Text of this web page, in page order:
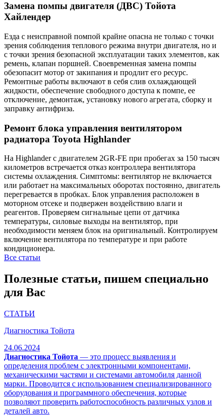
Замена помпы двигателя (ДВС) Тойота
Хайлендер
Езда с неисправной помпой крайне опасна не только с точки
зрения соблюдения теплового режима внутри двигателя, но и
с точки зрения безопасной эксплуатации таких элементов, как
ремень, клапан поршней. Своевременная замена помпы
обезопасит мотор от закипания и продлит его ресурс.
Ремонтные работы включают в себя слив охлаждающей
жидкости, обеспечение свободного доступа к помпе, ее
отключение, демонтаж, установку нового агрегата, сборку и
заправку антифриза.
Ремонт блока управления вентилятором
радиатора Toyota Highlander
На Highlander с двигателем 2GR-FE при пробегах за 150 тысяч
километров встречается отказ контроллера вентилятора
системы охлаждения. Симптомы: вентилятор не включается
или работает на максимальных оборотах постоянно, двигатель
перегревается в пробках. Блок управления расположен в
моторном отсеке и подвержен воздействию влаги и
реагентов. Проверяем сигнальные цепи от датчика
температуры, силовые выходы на вентилятор, при
необходимости меняем блок на оригинальный. Контролируем
включение вентилятора по температуре и при работе
кондиционера.
Все статьи
Полезные статьи, пишем специально
для Вас
СТАТЬИ
Диагностика Тойота
24.06.2024
Диагностика Тойота — это процесс выявления и
определения проблем с электронными компонентами,
механическими частями и системами автомобиля данной
марки. Проводится с использованием специализированного
оборудования и программного обеспечения, которые
позволяют проверить работоспособность различных узлов и
деталей авто.